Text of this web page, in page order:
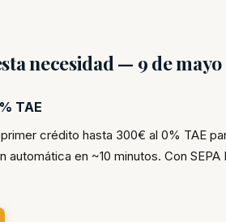
necesidad — 9 de
TAE
crédito hasta 300€ al 0% TAE
en ~10 minutos. Con